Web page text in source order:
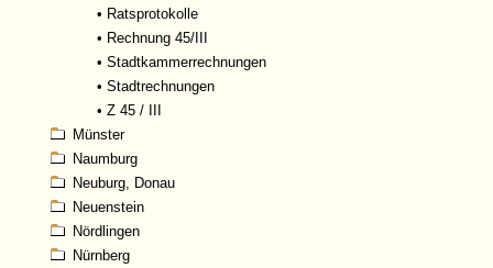
• Ratsprotokolle
• Rechnung 45/III
• Stadtkammerrechnungen
• Stadtrechnungen
• Z 45 / III
Münster
Naumburg
Neuburg, Donau
Neuenstein
Nördlingen
Nürnberg